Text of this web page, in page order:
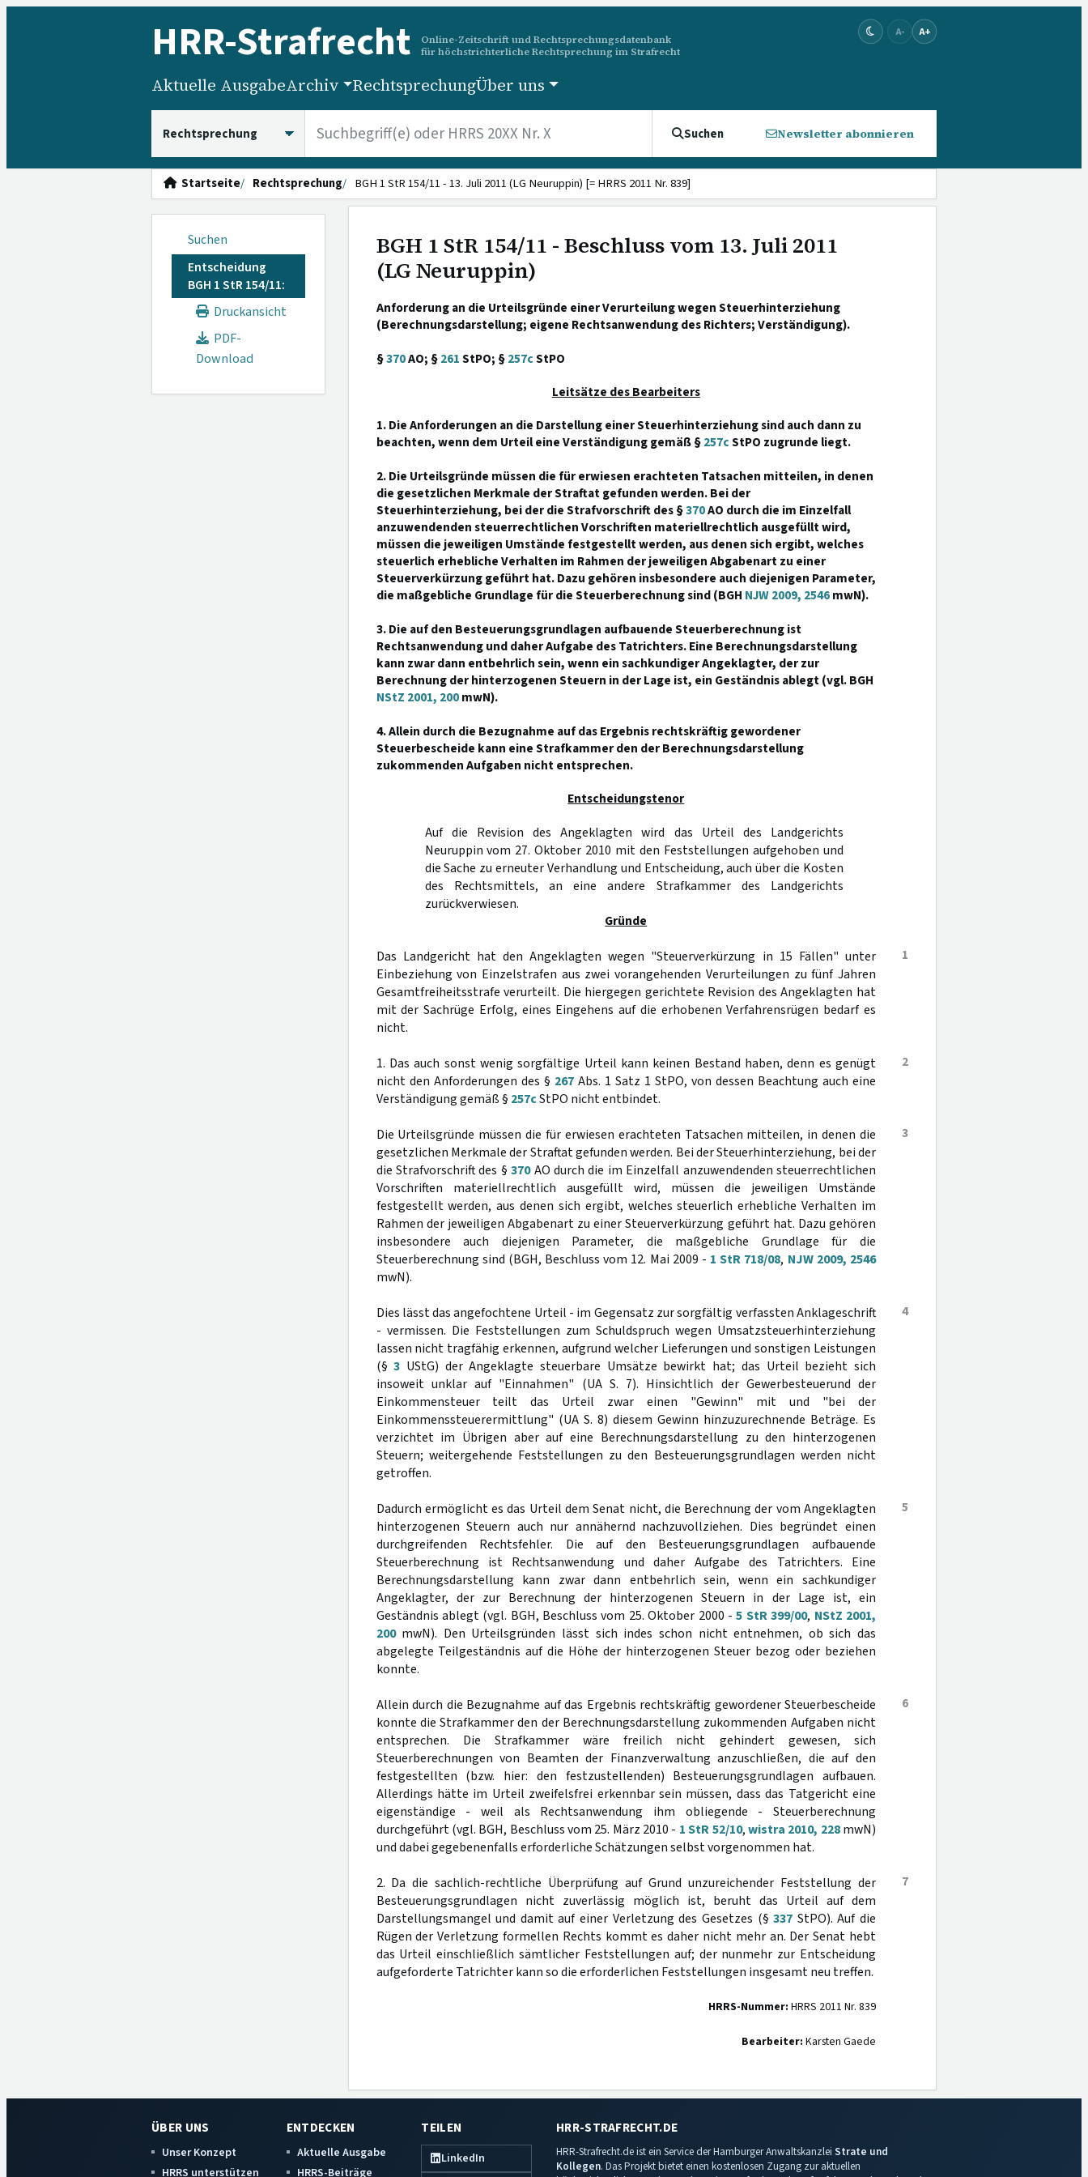
HRR-Strafrecht
Online-Zeitschrift und Rechtsprechungsdatenbank
für höchstrichterliche Rechtsprechung im Strafrecht
A- A+
Aktuelle AusgabeArchiv RechtsprechungÜber uns
Suchen Newsletter abonnieren
Startseite Rechtsprechung BGH 1 StR 154/11 - 13. Juli 2011 (LG Neuruppin) [= HRRS 2011 Nr. 839]
Suchen
Entscheidung
BGH 1 StR 154/11:
Druckansicht
PDF-
Download
BGH 1 StR 154/11 - Beschluss vom 13. Juli 2011
(LG Neuruppin)
Anforderung an die Urteilsgründe einer Verurteilung wegen Steuerhinterziehung
(Berechnungsdarstellung; eigene Rechtsanwendung des Richters; Verständigung).
§370AO; §261StPO; §257cStPO
Leitsätze des Bearbeiters
1. Die Anforderungen an die Darstellung einer Steuerhinterziehung sind auch dann zu
beachten, wenn dem Urteil eine Verständigung gemäß §257cStPO zugrunde liegt.
2. Die Urteilsgründe müssen die für erwiesen erachteten Tatsachen mitteilen, in denen
die gesetzlichen Merkmale der Straftat gefunden werden. Bei der
Steuerhinterziehung, bei der die Strafvorschrift des §370AO durch die im Einzelfall
anzuwendenden steuerrechtlichen Vorschriften materiellrechtlich ausgefüllt wird,
müssen die jeweiligen Umstände festgestellt werden, aus denen sich ergibt, welches
steuerlich erhebliche Verhalten im Rahmen der jeweiligen Abgabenart zu einer
Steuerverkürzung geführt hat. Dazu gehören insbesondere auch diejenigen Parameter,
die maßgebliche Grundlage für die Steuerberechnung sind (BGH NJW 2009, 2546mwN).
3. Die auf den Besteuerungsgrundlagen aufbauende Steuerberechnung ist
Rechtsanwendung und daher Aufgabe des Tatrichters. Eine Berechnungsdarstellung
kann zwar dann entbehrlich sein, wenn ein sachkundiger Angeklagter, der zur
Berechnung der hinterzogenen Steuern in der Lage ist, ein Geständnis ablegt (vgl. BGH
NStZ 2001, 200mwN).
4. Allein durch die Bezugnahme auf das Ergebnis rechtskräftig gewordener
Steuerbescheide kann eine Strafkammer den der Berechnungsdarstellung
zukommenden Aufgaben nicht entsprechen.
Entscheidungstenor
Auf die Revision des Angeklagten wird das Urteil des Landgerichts
Neuruppin vom 27. Oktober 2010 mit den Feststellungen aufgehoben und
die Sache zu erneuter Verhandlung und Entscheidung, auch über die Kosten
des Rechtsmittels, an eine andere Strafkammer des Landgerichts
zurückverwiesen.
Gründe
1
Das Landgericht hat den Angeklagten wegen "Steuerverkürzung in 15 Fällen" unter
Einbeziehung von Einzelstrafen aus zwei vorangehenden Verurteilungen zu fünf Jahren
Gesamtfreiheitsstrafe verurteilt. Die hiergegen gerichtete Revision des Angeklagten hat
mit der Sachrüge Erfolg, eines Eingehens auf die erhobenen Verfahrensrügen bedarf es
nicht.
2
1. Das auch sonst wenig sorgfältige Urteil kann keinen Bestand haben, denn es genügt
nicht den Anforderungen des § 267Abs. 1 Satz 1 StPO, von dessen Beachtung auch eine
Verständigung gemäß § 257cStPO nicht entbindet.
3
Die Urteilsgründe müssen die für erwiesen erachteten Tatsachen mitteilen, in denen die
gesetzlichen Merkmale der Straftat gefunden werden. Bei der Steuerhinterziehung, bei der
die Strafvorschrift des §370AO durch die im Einzelfall anzuwendenden steuerrechtlichen
Vorschriften materiellrechtlich ausgefüllt wird, müssen die jeweiligen Umstände
festgestellt werden, aus denen sich ergibt, welches steuerlich erhebliche Verhalten im
Rahmen der jeweiligen Abgabenart zu einer Steuerverkürzung geführt hat. Dazu gehören
insbesondere auch diejenigen Parameter, die maßgebliche Grundlage für die
Steuerberechnung sind (BGH, Beschluss vom 12. Mai 2009 - 1 StR 718/08, NJW 2009, 2546
mwN).
4
Dies lässt das angefochtene Urteil - im Gegensatz zur sorgfältig verfassten Anklageschrift
- vermissen. Die Feststellungen zum Schuldspruch wegen Umsatzsteuerhinterziehung
lassen nicht tragfähig erkennen, aufgrund welcher Lieferungen und sonstigen Leistungen
(§3 UStG) der Angeklagte steuerbare Umsätze bewirkt hat; das Urteil bezieht sich
insoweit unklar auf "Einnahmen" (UA S. 7). Hinsichtlich der Gewerbesteuerund der
Einkommensteuer teilt das Urteil zwar einen "Gewinn" mit und "bei der
Einkommenssteuerermittlung" (UA S. 8) diesem Gewinn hinzuzurechnende Beträge. Es
verzichtet im Übrigen aber auf eine Berechnungsdarstellung zu den hinterzogenen
Steuern; weitergehende Feststellungen zu den Besteuerungsgrundlagen werden nicht
getroffen.
5
Dadurch ermöglicht es das Urteil dem Senat nicht, die Berechnung der vom Angeklagten
hinterzogenen Steuern auch nur annähernd nachzuvollziehen. Dies begründet einen
durchgreifenden Rechtsfehler. Die auf den Besteuerungsgrundlagen aufbauende
Steuerberechnung ist Rechtsanwendung und daher Aufgabe des Tatrichters. Eine
Berechnungsdarstellung kann zwar dann entbehrlich sein, wenn ein sachkundiger
Angeklagter, der zur Berechnung der hinterzogenen Steuern in der Lage ist, ein
Geständnis ablegt (vgl. BGH, Beschluss vom 25. Oktober 2000 -5 StR 399/00, NStZ 2001,
200mwN). Den Urteilsgründen lässt sich indes schon nicht entnehmen, ob sich das
abgelegte Teilgeständnis auf die Höhe der hinterzogenen Steuer bezog oder beziehen
konnte.
6
Allein durch die Bezugnahme auf das Ergebnis rechtskräftig gewordener Steuerbescheide
konnte die Strafkammer den der Berechnungsdarstellung zukommenden Aufgaben nicht
entsprechen. Die Strafkammer wäre freilich nicht gehindert gewesen, sich
Steuerberechnungen von Beamten der Finanzverwaltung anzuschließen, die auf den
festgestellten (bzw. hier: den festzustellenden) Besteuerungsgrundlagen aufbauen.
Allerdings hätte im Urteil zweifelsfrei erkennbar sein müssen, dass das Tatgericht eine
eigenständige - weil als Rechtsanwendung ihm obliegende - Steuerberechnung
durchgeführt (vgl. BGH, Beschluss vom 25. März 2010 - 1 StR 52/10,wistra 2010, 228mwN)
und dabei gegebenenfalls erforderliche Schätzungen selbst vorgenommen hat.
7
2. Da die sachlich-rechtliche Überprüfung auf Grund unzureichender Feststellung der
Besteuerungsgrundlagen nicht zuverlässig möglich ist, beruht das Urteil auf dem
Darstellungsmangel und damit auf einer Verletzung des Gesetzes (§337 StPO). Auf die
Rügen der Verletzung formellen Rechts kommt es daher nicht mehr an. Der Senat hebt
das Urteil einschließlich sämtlicher Feststellungen auf; der nunmehr zur Entscheidung
aufgeforderte Tatrichter kann so die erforderlichen Feststellungen insgesamt neu treffen.
HRRS-Nummer: HRRS 2011 Nr. 839
Bearbeiter: Karsten Gaede
ÜBER UNS
Unser Konzept
HRRS unterstützen
ENTDECKEN
Aktuelle Ausgabe
HRRS-Beiträge
TEILEN
LinkedIn
HRR-STRAFRECHT.DE
HRR-Strafrecht.de ist ein Service der Hamburger Anwaltskanzlei Strate und
Kollegen. Das Projekt bietet einen kostenlosen Zugang zur aktuellen